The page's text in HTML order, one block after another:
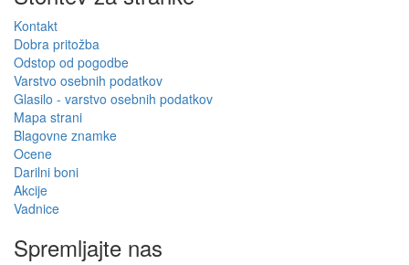
Kontakt
Dobra pritožba
Odstop od pogodbe
Varstvo osebnih podatkov
Glasilo - varstvo osebnih podatkov
Mapa strani
Blagovne znamke
Ocene
Darilni boni
Akcije
Vadnice
Spremljajte nas